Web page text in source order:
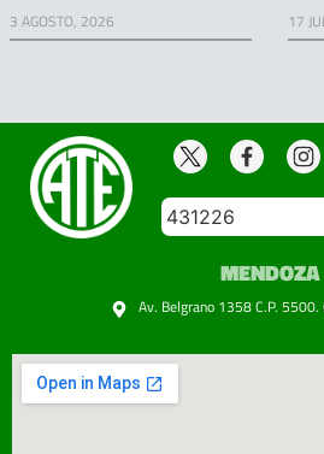
3 AGOSTO, 2026 17
431226
MENDOZA
Av. Belgrano 1358 C.P. 5500.